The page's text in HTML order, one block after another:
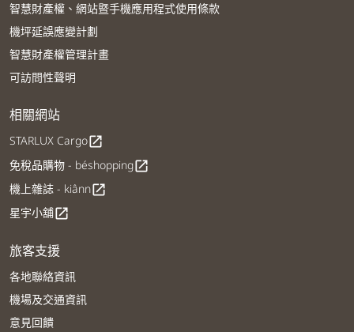
智慧財產權、網站暨手機應用程式使用條款
機坪延誤應變計劃
智慧財產權管理計畫
可訪問性聲明
相關網站
STARLUX Cargoopen_in_new
免稅品購物 - béshoppingopen_in_new
機上雜誌 - kiânnopen_in_new
星宇小舖open_in_new
旅客支援
各地聯絡資訊
機場及交通資訊
意見回饋